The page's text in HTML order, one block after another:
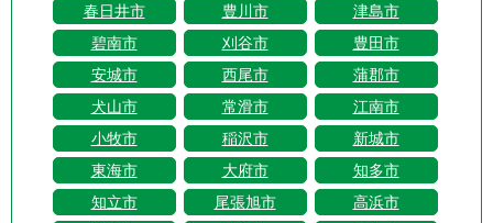
春日井市
豊川市
津島市
碧南市
刈谷市
豊田市
安城市
西尾市
蒲郡市
犬山市
常滑市
江南市
小牧市
稲沢市
新城市
東海市
大府市
知多市
知立市
尾張旭市
高浜市